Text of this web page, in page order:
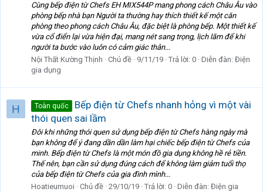
Cùng bếp điện từ Chefs EH MIX544P mang phong cách Châu Âu vào
phòng bếp nhà bạn Người ta thường hay thích thiết kế một căn
phòng theo phong cách Châu Âu, đặc biệt là phòng bếp. Một thiết kế
vừa cổ điển lại vừa hiện đại, mang nét sang trọng, lịch lãm để khi
người ta bước vào luôn có cảm giác thân...
Nội Thất Kường Thịnh
Chủ đề 9/11/19 Trả lời: 0 Diễn đàn: Điện
gia dụng
H Toàn quốc
Bếp điện từ Chefs nhanh hỏng vì một vài
thói quen sai lầm
Đôi khi những thói quen sử dụng bếp điện từ Chefs hàng ngày mà
bạn không để ý đang dần dần làm hại chiếc bếp điện từ Chefs của
minh. Bếp điện từ Chefs là một món đồ gia dụng không hề rẻ tiền.
Thế nên, bạn cần sử dụng đúng cách để không làm giảm tuổi thọ
của bếp điện từ Chefs của gia đình mình...
Hoatieumuoi
Chủ đề 29/10/19 Trả lời: 0 Diễn đàn: Điện gia